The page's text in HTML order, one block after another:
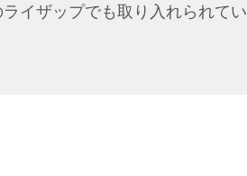
イザップでも取り入れられてい